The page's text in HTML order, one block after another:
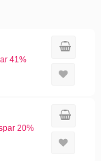
41 %
20%